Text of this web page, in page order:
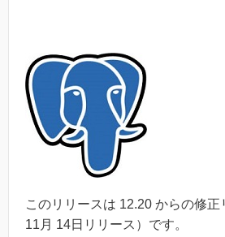
このリリースは 12.20 からの修
11月 14日リリース）です。